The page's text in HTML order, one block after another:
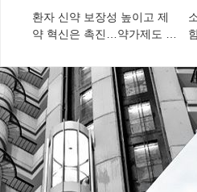
환자 신약 보장성 높이고 제
약 혁신은 촉진…약가제도 개